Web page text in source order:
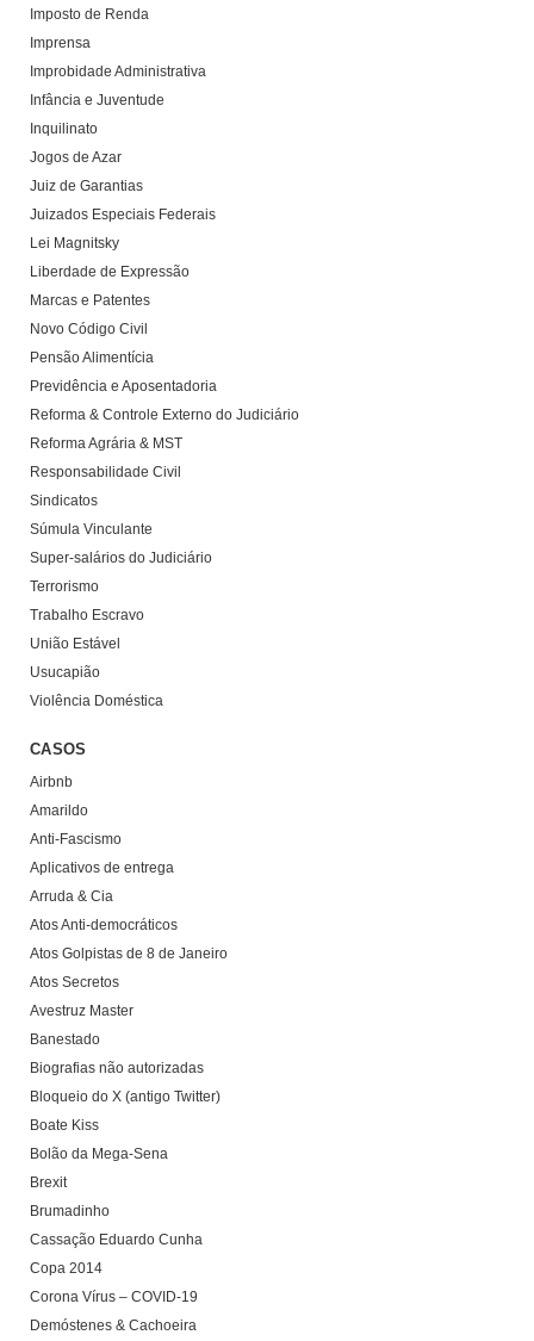
Imposto de Renda
Imprensa
Improbidade Administrativa
Infância e Juventude
Inquilinato
Jogos de Azar
Juiz de Garantias
Juizados Especiais Federais
Lei Magnitsky
Liberdade de Expressão
Marcas e Patentes
Novo Código Civil
Pensão Alimentícia
Previdência e Aposentadoria
Reforma & Controle Externo do Judiciário
Reforma Agrária & MST
Responsabilidade Civil
Sindicatos
Súmula Vinculante
Super-salários do Judiciário
Terrorismo
Trabalho Escravo
União Estável
Usucapião
Violência Doméstica
CASOS
Airbnb
Amarildo
Anti-Fascismo
Aplicativos de entrega
Arruda & Cia
Atos Anti-democráticos
Atos Golpistas de 8 de Janeiro
Atos Secretos
Avestruz Master
Banestado
Biografias não autorizadas
Bloqueio do X (antigo Twitter)
Boate Kiss
Bolão da Mega-Sena
Brexit
Brumadinho
Cassação Eduardo Cunha
Copa 2014
Corona Vírus – COVID-19
Demóstenes & Cachoeira